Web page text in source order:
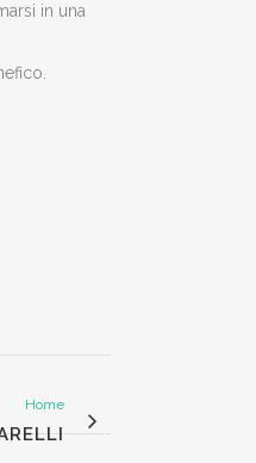
in una
Home